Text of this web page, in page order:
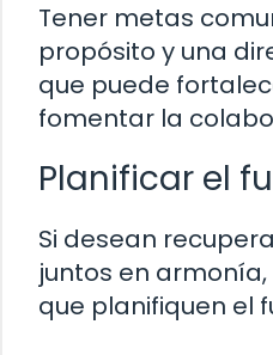
Tener metas
propósito y una
que puede
fomentar la
Planificar el
Si desean
juntos en
que planifiquen el